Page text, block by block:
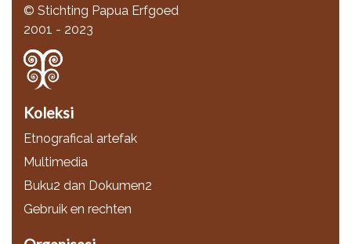
© Stichting Papua Erfgoed
2001 - 2023
Koleksi
Etnografical artefak
Multimedia
Buku2 dan Dokumen2
Gebruik en rechten